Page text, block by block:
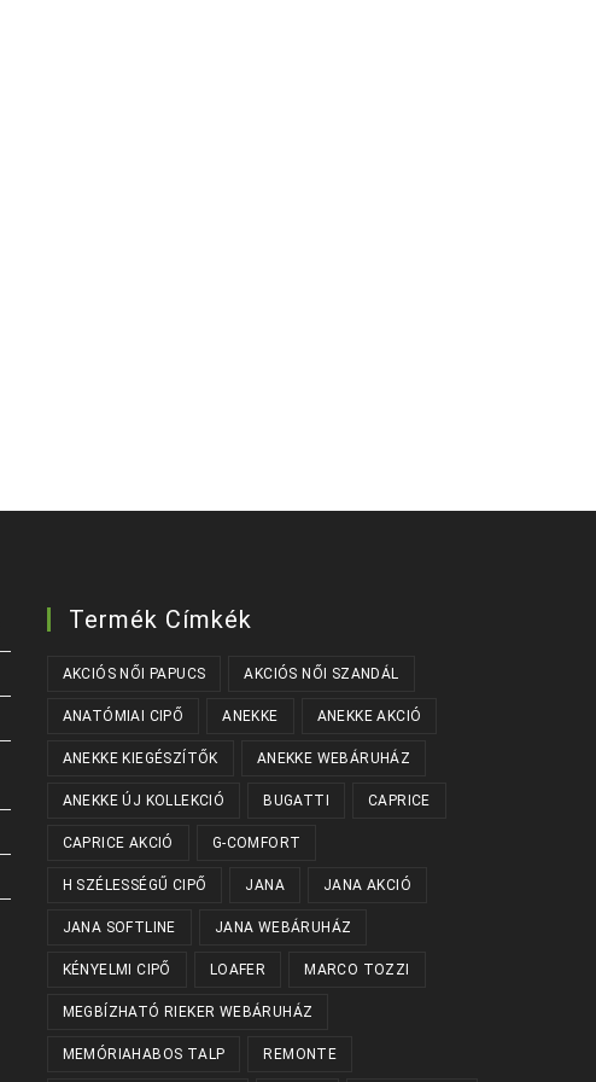
Termék Címkék
AKCIÓS NŐI PAPUCS AKCIÓS NŐI SZANDÁL
ANATÓMIAI CIPŐ ANEKKE ANEKKE AKCIÓ
ANEKKE KIEGÉSZÍTŐK ANEKKE WEBÁRUHÁZ
ANEKKE ÚJ KOLLEKCIÓ BUGATTI CAPRICE
CAPRICE AKCIÓ G-COMFORT
H SZÉLESSÉGŰ CIPŐ JANA JANA AKCIÓ
JANA SOFTLINE JANA WEBÁRUHÁZ
KÉNYELMI CIPŐ LOAFER MARCO TOZZI
MEGBÍZHATÓ RIEKER WEBÁRUHÁZ
MEMÓRIAHABOS TALP REMONTE